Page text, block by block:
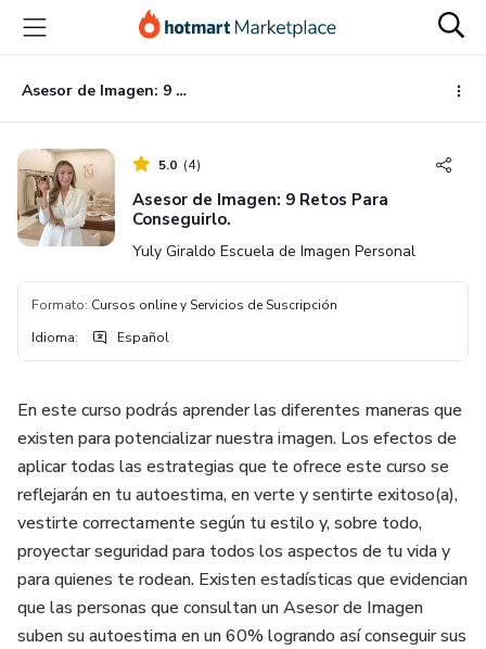
principal
página
de
página
Asesor de Imagen: 9 Retos Para Conseguirlo.
5.0 (4)
Asesor de Imagen: 9 Retos Para
Conseguirlo.
Yuly Giraldo Escuela de Imagen Personal
Formato: Cursos online y Servicios de Suscripción
Idioma: Español
En este curso podrás aprender las diferentes maneras que
existen para potencializar nuestra imagen. Los efectos de
aplicar todas las estrategias que te ofrece este curso se
reflejarán en tu autoestima, en verte y sentirte exitoso(a),
vestirte correctamente según tu estilo y, sobre todo,
proyectar seguridad para todos los aspectos de tu vida y
para quienes te rodean. Existen estadísticas que evidencian
que las personas que consultan un Asesor de Imagen
suben su autoestima en un 60% logrando así conseguir sus